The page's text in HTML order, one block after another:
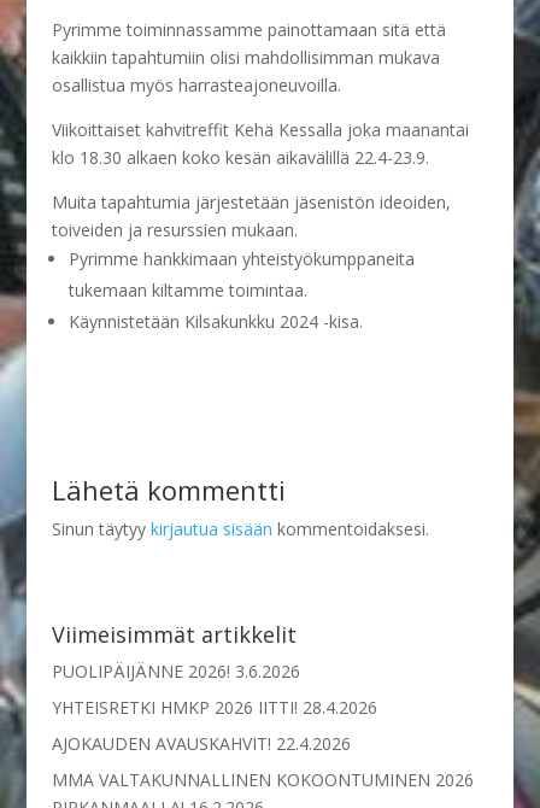
Pyrimme toiminnassamme painottamaan sitä että
kaikkiin tapahtumiin olisi mahdollisimman mukava
osallistua myös harrasteajoneuvoilla.
Viikoittaiset kahvitreffit Kehä Kessalla joka maanantai
klo 18.30 alkaen koko kesän aikavälillä 22.4-23.9.
Muita tapahtumia järjestetään jäsenistön ideoiden,
toiveiden ja resurssien mukaan.
Pyrimme hankkimaan yhteistyökumppaneita
tukemaan kiltamme toimintaa.
Käynnistetään Kilsakunkku 2024 -kisa.
Lähetä kommentti
Sinun täytyy kirjautua sisään kommentoidaksesi.
Viimeisimmät artikkelit
PUOLIPÄIJÄNNE 2026! 3.6.2026
YHTEISRETKI HMKP 2026 IITTI! 28.4.2026
AJOKAUDEN AVAUSKAHVIT! 22.4.2026
MMA VALTAKUNNALLINEN KOKOONTUMINEN 2026